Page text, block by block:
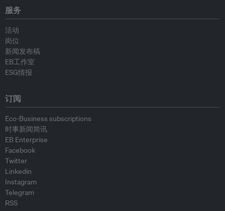
服务
活动
岗位
新闻发布稿
EB工作室
ESG情报
订阅
Eco-Business subscriptions
时事新闻简讯
EB Enterprise
Facebook
Twitter
Linkedin
Instagram
Telegram
RSS